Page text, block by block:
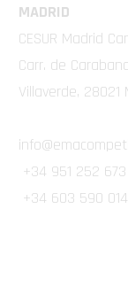
MADRID
CESUR Madrid
Carr. de
Villaverde, 28021
+34 951 252 673
+34 603 590 014